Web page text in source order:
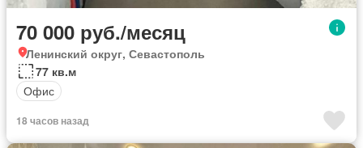
70 000 руб./месяц
Ленинский округ, Севастополь
77 кв.м
Офис
18 часов назад